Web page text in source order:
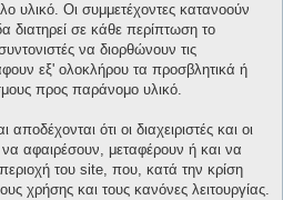
υλικό. Οι συμμετέχοντες κατανοούν
διατηρεί σε κάθε περίπτωση το
να διορθώνουν τις
εξ' ολοκλήρου τα προσβλητικά ή
προς παράνομο υλικό.
ότι οι διαχειριστές και οι
να αφαιρέσουν, μεταφέρουν ή και να
του site, που, κατά την κρίση
χρήσης και τους κανόνες λειτουργίας.